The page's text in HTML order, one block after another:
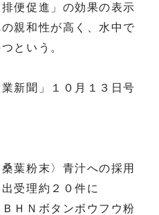
便促進」の効果の表示
親和性が高く、水中で
という。
新聞」１０月１３日号
葉粉末〉青汁への採用
受理約２０件に
ＨＮボタンボウフウ粉